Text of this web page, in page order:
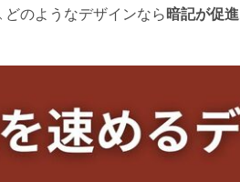
どのようなデザインなら暗記が促